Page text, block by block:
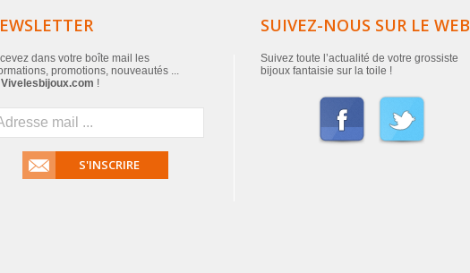
dans votre boîte mail les
promotions, nouveautés ...
Vivelesbijoux.com !
S'INSCRIRE
SUIVEZ-NOUS SUR LE WEB
Suivez toute l’actualité de votre grossiste
bijoux fantaisie sur la toile !